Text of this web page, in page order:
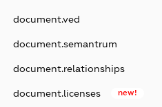
document.ved
document.semantrum
document.relationships
document.licenses new!